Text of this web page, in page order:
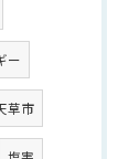
ー
草市